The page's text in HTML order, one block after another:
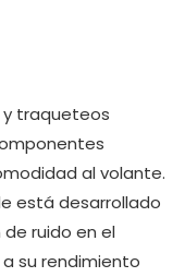
y traqueteos
al volante.
está desarrollado
ruido en el
su rendimiento